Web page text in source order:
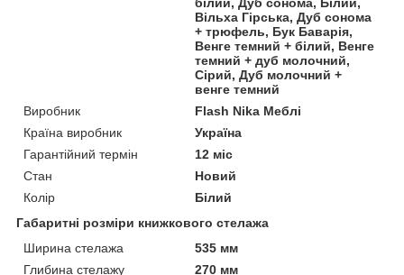
Вільха Гірська, Дуб сонома
+ трюфель, Бук Баварія,
Венге темний + білий, Венге
темний + дуб молочний,
Сірий, Дуб молочний +
венге темний
Виробник
Flash Nika Меблі
Країна виробник
Україна
Гарантійний термін
12 міс
Стан
Новий
Колір
Білий
Габаритні розміри книжкового стелажа
Ширина стелажа
535 мм
Глибина стелажу
270 мм